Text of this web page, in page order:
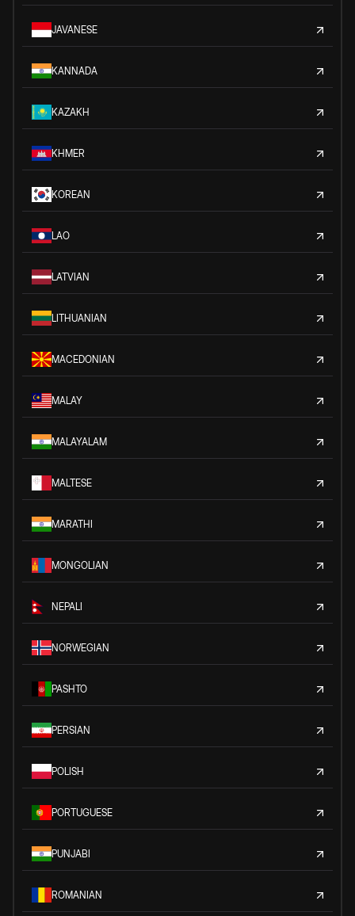
JAVANESE
KANNADA
KAZAKH
KHMER
KOREAN
LAO
LATVIAN
LITHUANIAN
MACEDONIAN
MALAY
MALAYALAM
MALTESE
MARATHI
MONGOLIAN
NEPALI
NORWEGIAN
PASHTO
PERSIAN
POLISH
PORTUGUESE
PUNJABI
ROMANIAN